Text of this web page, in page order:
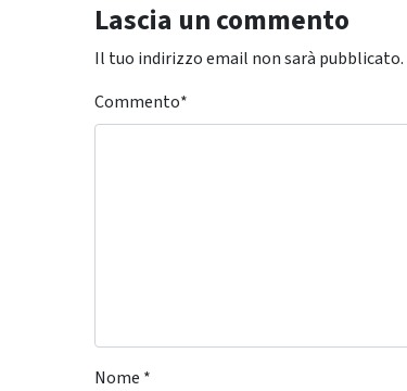
Lascia un commento
Il tuo indirizzo email non sarà pubblicato.
Commento*
Nome *